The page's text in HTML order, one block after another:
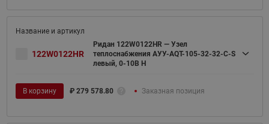
122W0122HR
Ридан 122W0122HR — Узел
теплоснабжения АУУ-AQT-105-32-32-C-S
левый, 0-10В H
В корзину ₽ 279 578.80 Заказная позиция